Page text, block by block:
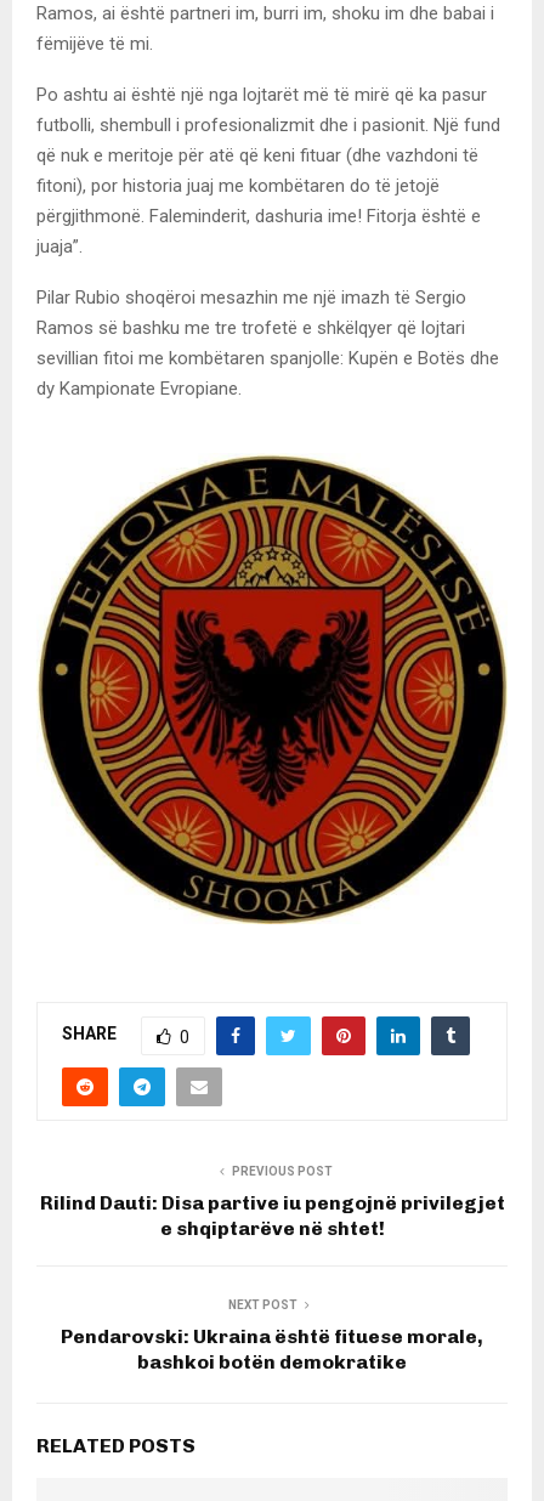
Ramos, ai është partneri im, burri im, shoku im dhe babai i
fëmijëve të mi.
Po ashtu ai është një nga lojtarët më të mirë që ka pasur
futbolli, shembull i profesionalizmit dhe i pasionit. Një fund
që nuk e meritoje për atë që keni fituar (dhe vazhdoni të
fitoni), por historia juaj me kombëtaren do të jetojë
përgjithmonë. Faleminderit, dashuria ime! Fitorja është e
juaja”.
Pilar Rubio shoqëroi mesazhin me një imazh të Sergio
Ramos së bashku me tre trofetë e shkëlqyer që lojtari
sevillian fitoi me kombëtaren spanjolle: Kupën e Botës dhe
dy Kampionate Evropiane.
SHARE 0
PREVIOUS POST
Rilind Dauti: Disa partive iu pengojnë privilegjet
e shqiptarëve në shtet!
NEXT POST
Pendarovski: Ukraina është fituese morale,
bashkoi botën demokratike
RELATED POSTS